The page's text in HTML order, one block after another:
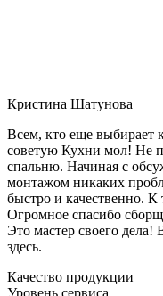
Кристина Шатунова
Всем, кто еще выбирает
советую Кухни мол! Не
спальню. Начиная с
монтажом никаких
быстро и качественно.
Огромное спасибо
Это мастер своего дела!
здесь.
Качество продукции
Уровень сервиса